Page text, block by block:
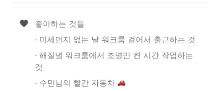
좋아하는 것들
‧ 미세먼지 없는 날 워크룸 걸어서 출근하는 것
‧ 해질녘 워크룸에서 조명만 켠 시간 작업하는
것
‧ 수민님의 빨간 자동차